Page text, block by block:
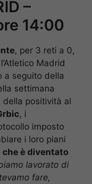
–
14:00
, per 3 reti a 0,
Madrid
a seguito della
settimana
della positività al
, i
imposto
i loro piani
che è diventato
lavorato di
fare,